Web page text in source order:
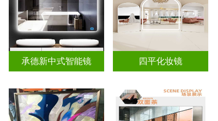
承德新中式智能镜 四平化妆镜